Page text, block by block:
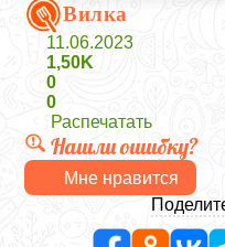
Вилка
11.06.2023
1,50K
0
0
Распечатать
Нашли ошибку?
Мне нравится